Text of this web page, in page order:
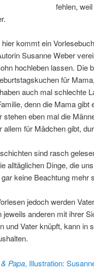
fehlen,
hier kommt ein
Susanne Weber
hochleben lassen. Die
für
auch mal schlechte
denn die Mama
stehen eben mal die
allem für Mädchen gibt,
sind rasch
alltäglichen Dinge, die
keine Beachtung mehr
jedoch werden
jeweils anderen mit ihrer
und Vater knüpft, kann in
Papa, Illustration: